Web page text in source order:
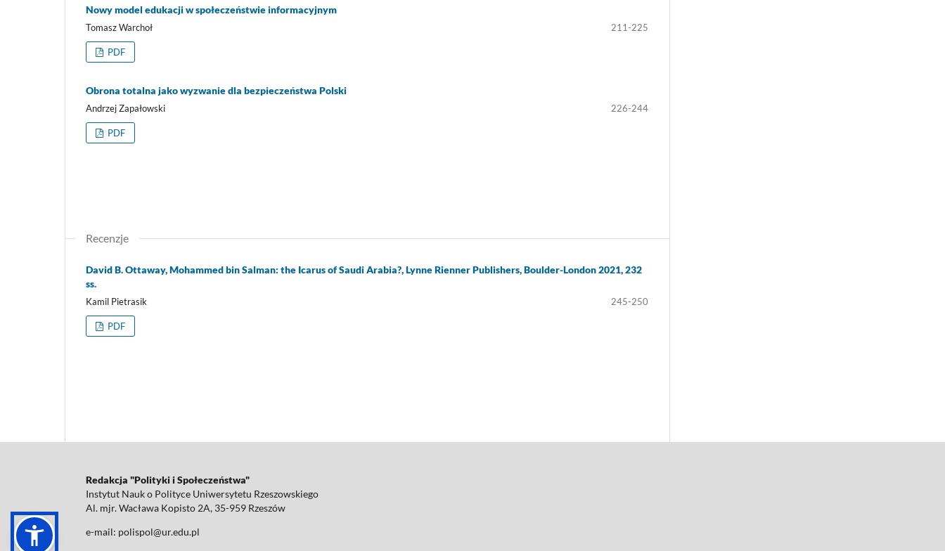
Nowy model edukacji w społeczeństwie informacyjnym
Tomasz Warchoł 211-225
PDF
Obrona totalna jako wyzwanie dla bezpieczeństwa Polski
Andrzej Zapałowski 226-244
PDF
Recenzje
David B. Ottaway, Mohammed bin Salman: the Icarus of Saudi Arabia?, Lynne Rienner Publishers, Boulder-London 2021, 232
ss.
Kamil Pietrasik 245-250
PDF
Redakcja "Polityki i Społeczeństwa"
Instytut Nauk o Polityce Uniwersytetu Rzeszowskiego
Al. mjr. Wacława Kopisto 2A, 35-959 Rzeszów
e-mail: polispol@ur.edu.pl